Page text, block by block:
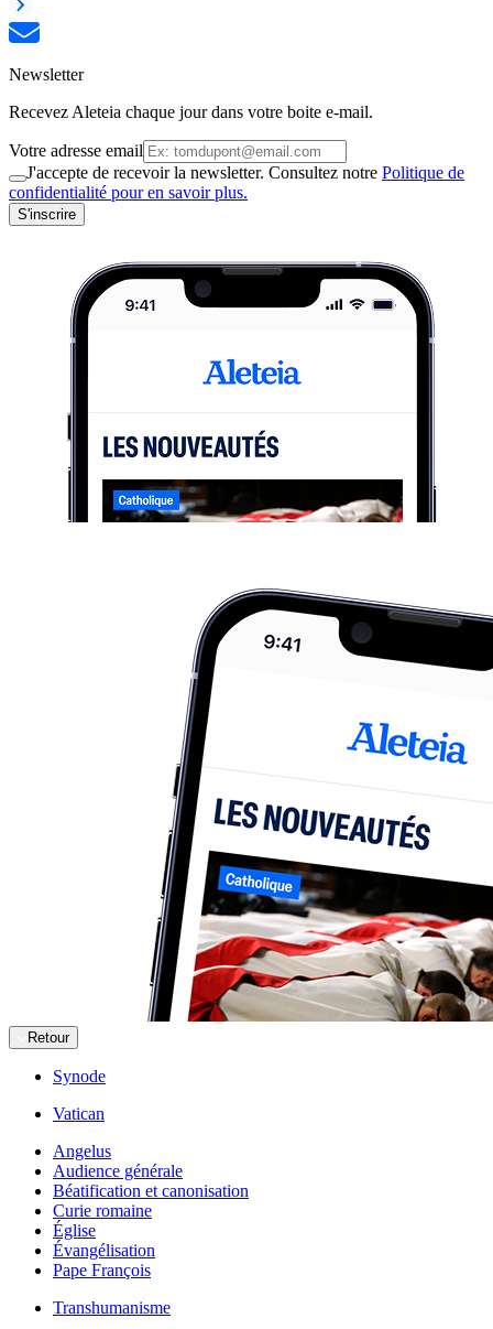
Newsletter
Recevez Aleteia chaque jour dans votre boite e-mail.
Votre adresse email
J'accepte de recevoir la newsletter. Consultez notre Politique de
confidentialité pour en savoir plus.
S'inscrire
Retour
Synode
Vatican
Angelus
Audience générale
Béatification et canonisation
Curie romaine
Église
Évangélisation
Pape François
Transhumanisme